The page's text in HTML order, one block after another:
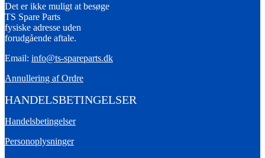
Det er ikke muligt at besøge
TS Spare Parts
fysiske adresse uden
forudgående aftale.
Email: info@ts-spareparts.dk
Annullering af Ordre
HANDELSBETINGELSER
Handelsbetingelser
Personoplysninger